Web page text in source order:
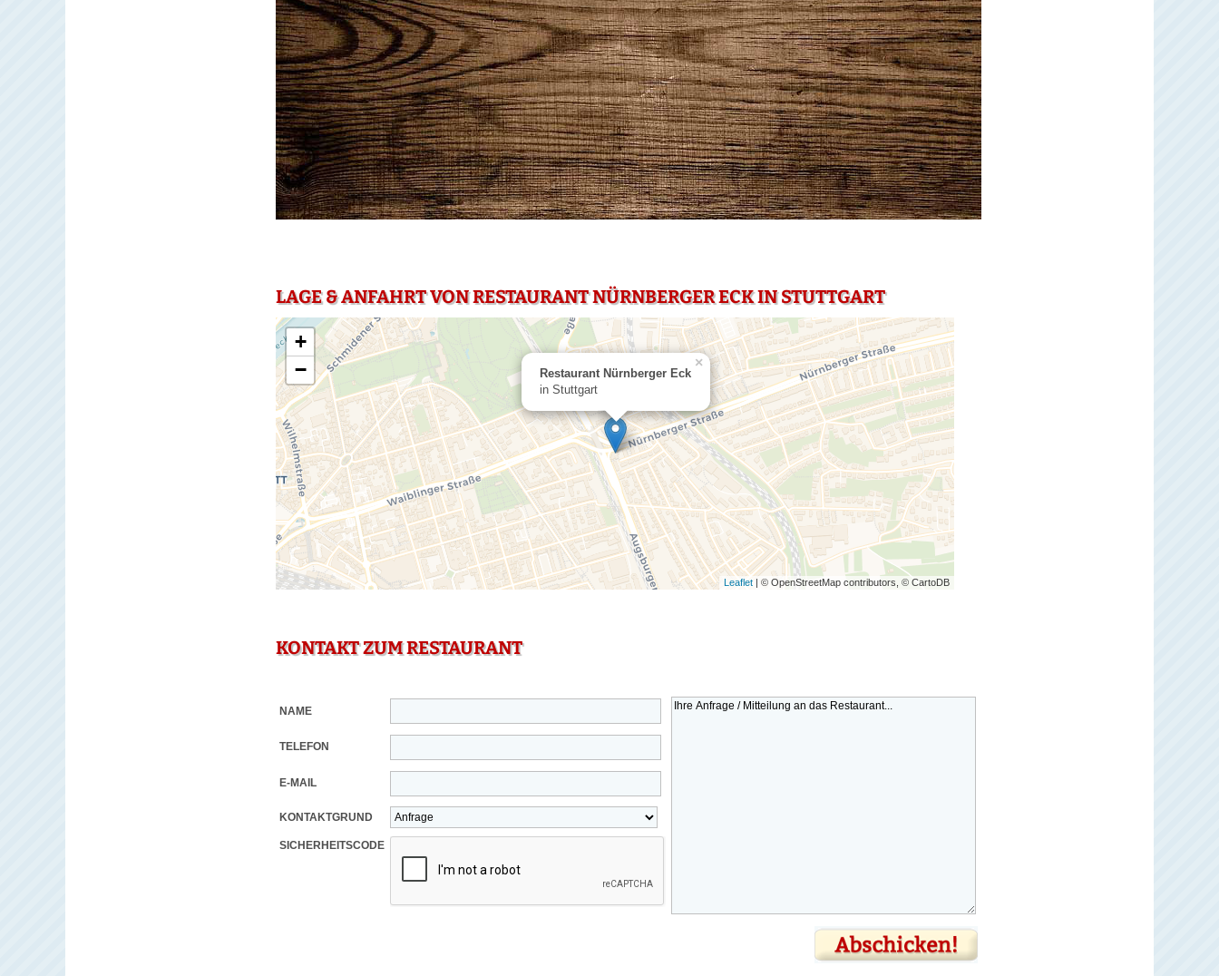
LAGE & ANFAHRT VON RESTAURANT NÜRNBERGER ECK IN STUTTGART
Restaurant Nürnberger Eck
in Stuttgart
×
+
−
Leaflet | © OpenStreetMap contributors, © CartoDB
KONTAKT ZUM RESTAURANT
NAME
TELEFON
E-MAIL
KONTAKTGRUND
SICHERHEITSCODE